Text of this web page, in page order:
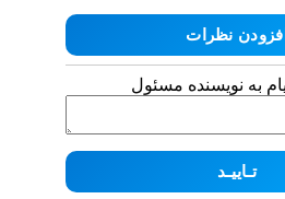
به نویسنده مسئول